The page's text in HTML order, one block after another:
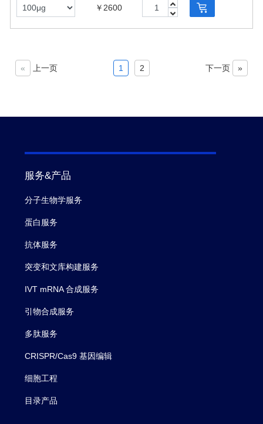
￥2600
« 上一页 1 2 下一页 »
服务&产品
分子生物学服务
蛋白服务
抗体服务
突变和文库构建服务
IVT mRNA 合成服务
引物合成服务
多肽服务
CRISPR/Cas9 基因编辑
细胞工程
目录产品